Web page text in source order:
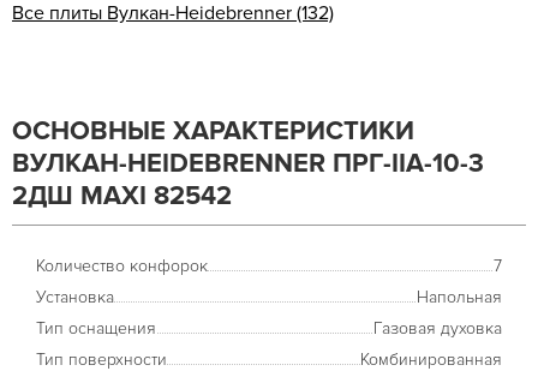
Все плиты Вулкан-Heidebrenner (132)
ОСНОВНЫЕ ХАРАКТЕРИСТИКИ
ВУЛКАН-HEIDEBRENNER ПРГ-IIA-10-3
2ДШ MAXI 82542
Количество конфорок
7
Установка
Напольная
Тип оснащения
Газовая духовка
Тип поверхности
Комбинированная